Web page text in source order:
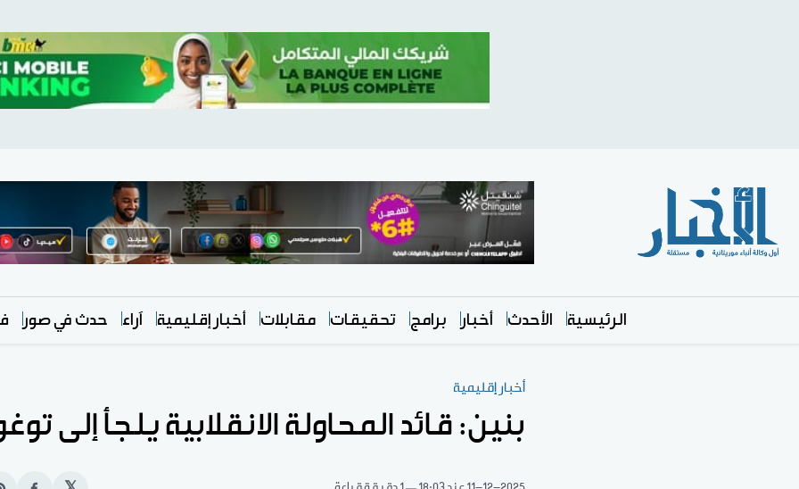
الرئيسية الأحدث أخبار برامج تحقيقات مقابلات أخبار إقليمية آراء حدث في صور
أخبار إقليمية
بنين: قائد المحاولة الانقلابية يلجأ إلى